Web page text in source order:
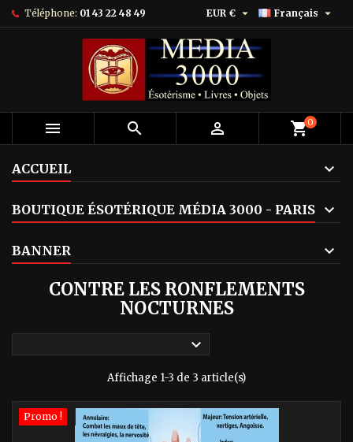
Téléphone: 01 43 22 48 49 Français 
EUR € 
   shopping_cart0
ACCUEIL
BOUTIQUE ÉSOTÉRIQUE MÉDIA 3000 - PARIS
BANNER
CONTRE LES RONFLEMENTS
NOCTURNES

Affichage 1-3 de 3 article(s)
Promo !